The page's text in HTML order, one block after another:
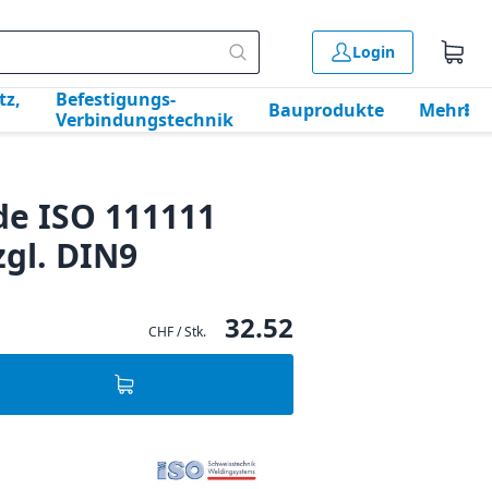
Login
Befestigungs-
Verbindungstechnik
Bauprodukte Mehr
ISO 111111
DIN9
CHF / Stk. 32.52